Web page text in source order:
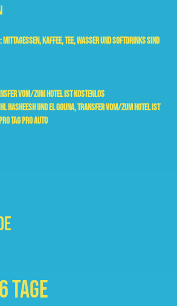
Mittagessen, Kaffee, Tee, Wasser und Softdrinks sind
vom/zum Hotel ist kostenlos
Hasheesh und El Gouna,Transfer vom/zum Hotel ist
Tag pro Auto
Tage